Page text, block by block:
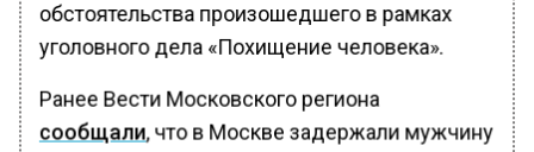
обстоятельства произошедшего в рамках
уголовного дела «Похищение человека».
Ранее Вести Московского региона
сообщали, что в Москве задержали мужчину